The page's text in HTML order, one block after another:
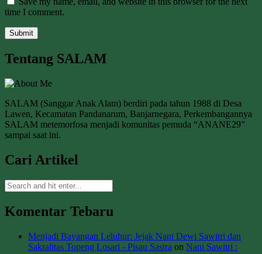
time I comment.
Tentang SALAM
SALAM (Sanggar Anak Alam) berdiri pada tahun 1988 di Desa
Lawen, Kecamatan Pandanarum, Banjarnegara, Perkembangannya
SALAM metemorfosa menjadi komunitas pemuda “ANANE29”
sampai saat ini.
Cari Artikel
Komentar Tebaru
Menjadi Bayangan Leluhur: Jejak Nani Dewi Sawitri dan
Sakralitas Topeng Losari - Pisau Sastra on Nani Sawitri :